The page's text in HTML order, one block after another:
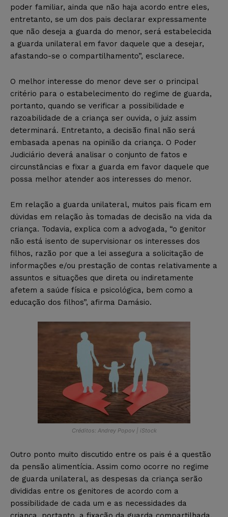
poder familiar, ainda que não haja acordo entre eles,
entretanto, se um dos pais declarar expressamente
que não deseja a guarda do menor, será estabelecida
a guarda unilateral em favor daquele que a desejar,
afastando-se o compartilhamento”, esclarece.
O melhor interesse do menor deve ser o principal
critério para o estabelecimento do regime de guarda,
portanto, quando se verificar a possibilidade e
razoabilidade de a criança ser ouvida, o juiz assim
determinará. Entretanto, a decisão final não será
embasada apenas na opinião da criança. O Poder
Judiciário deverá analisar o conjunto de fatos e
circunstâncias e fixar a guarda em favor daquele que
possa melhor atender aos interesses do menor.
Em relação a guarda unilateral, muitos pais ficam em
dúvidas em relação às tomadas de decisão na vida da
criança. Todavia, explica com a advogada, “o genitor
não está isento de supervisionar os interesses dos
filhos, razão por que a lei assegura a solicitação de
informações e/ou prestação de contas relativamente a
assuntos e situações que direta ou indiretamente
afetem a saúde física e psicológica, bem como a
educação dos filhos”, afirma Damásio.
Créditos: Andrey Popov | iStock
Outro ponto muito discutido entre os pais é a questão
da pensão alimentícia. Assim como ocorre no regime
de guarda unilateral, as despesas da criança serão
divididas entre os genitores de acordo com a
possibilidade de cada um e as necessidades da